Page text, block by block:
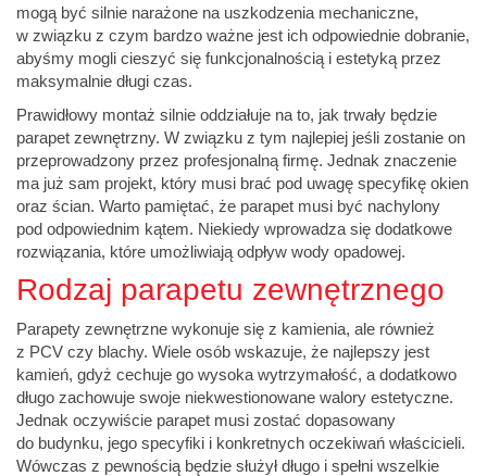
mogą być silnie narażone na uszkodzenia mechaniczne,
w związku z czym bardzo ważne jest ich odpowiednie dobranie,
abyśmy mogli cieszyć się funkcjonalnością i estetyką przez
maksymalnie długi czas.
Prawidłowy montaż silnie oddziałuje na to, jak trwały będzie
parapet zewnętrzny. W związku z tym najlepiej jeśli zostanie on
przeprowadzony przez profesjonalną firmę. Jednak znaczenie
ma już sam projekt, który musi brać pod uwagę specyfikę okien
oraz ścian. Warto pamiętać, że parapet musi być nachylony
pod odpowiednim kątem. Niekiedy wprowadza się dodatkowe
rozwiązania, które umożliwiają odpływ wody opadowej.
Rodzaj parapetu zewnętrznego
Parapety zewnętrzne wykonuje się z kamienia, ale również
z PCV czy blachy. Wiele osób wskazuje, że najlepszy jest
kamień, gdyż cechuje go wysoka wytrzymałość, a dodatkowo
długo zachowuje swoje niekwestionowane walory estetyczne.
Jednak oczywiście parapet musi zostać dopasowany
do budynku, jego specyfiki i konkretnych oczekiwań właścicieli.
Wówczas z pewnością będzie służył długo i spełni wszelkie